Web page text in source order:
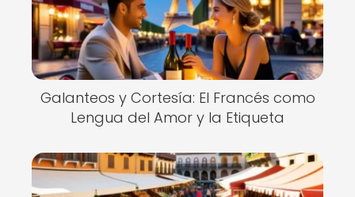
Galanteos y Cortesía: El Francés como
Lengua del Amor y la Etiqueta